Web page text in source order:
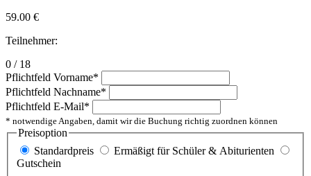
59.00 €
Teilnehmer:
0 / 18
Pflichtfeld Vorname*
Pflichtfeld Nachname*
Pflichtfeld E-Mail*
* notwendige Angaben, damit wir die Buchung richtig zuordnen können
Preisoption
Standardpreis
Ermäßigt für Schüler & Abiturienten
Gutschein